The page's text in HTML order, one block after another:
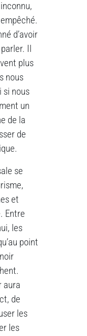
d’avoir
Il
plus
nous
si nous
un
de la
de
se
et
Entre
les
point
aura
de
les
les